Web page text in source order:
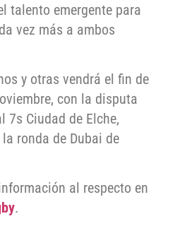
talento emergente para
vez más a ambos
y otras vendrá el fin de
con la disputa
7s Ciudad de Elche,
ronda de Dubai de
al respecto en
.